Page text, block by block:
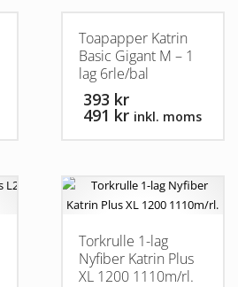
Toapapper Katrin
Basic Gigant M – 1
lag 6rle/bal
393 kr
491 kr inkl. moms
Torkrulle 1-lag
Nyfiber Katrin Plus
XL 1200 1110m/rl.